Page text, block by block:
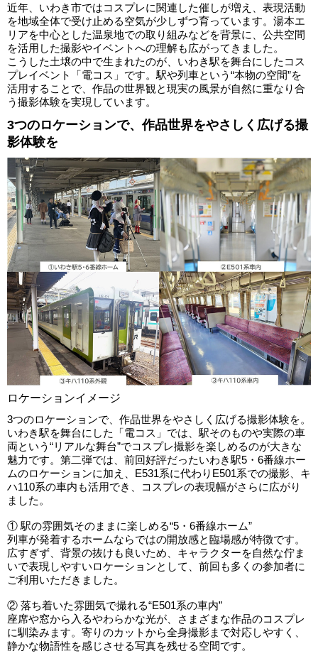
近年、いわき市ではコスプレに関連した催しが増え、表現活動
を地域全体で受け止める空気が少しずつ育っています。湯本エ
リアを中心とした温泉地での取り組みなどを背景に、公共空間
を活用した撮影やイベントへの理解も広がってきました。
こうした土壌の中で生まれたのが、いわき駅を舞台にしたコス
プレイベント「電コス」です。駅や列車という“本物の空間”を
活用することで、作品の世界観と現実の風景が自然に重なり合
う撮影体験を実現しています。
3つのロケーションで、作品世界をやさしく広げる撮
影体験を
ロケーションイメージ
3つのロケーションで、作品世界をやさしく広げる撮影体験を。
いわき駅を舞台にした「電コス」では、駅そのものや実際の車
両という“リアルな舞台”でコスプレ撮影を楽しめるのが大きな
魅力です。第二弾では、前回好評だったいわき駅5・6番線ホー
ムのロケーションに加え、E531系に代わりE501系での撮影、キ
ハ110系の車内も活用でき、コスプレの表現幅がさらに広がり
ました。
① 駅の雰囲気そのままに楽しめる“5・6番線ホーム”
列車が発着するホームならではの開放感と臨場感が特徴です。
広すぎず、背景の抜けも良いため、キャラクターを自然な佇ま
いで表現しやすいロケーションとして、前回も多くの参加者に
ご利用いただきました。
② 落ち着いた雰囲気で撮れる“E501系の車内”
座席や窓から入るやわらかな光が、さまざまな作品のコスプレ
に馴染みます。寄りのカットから全身撮影まで対応しやすく、
静かな物語性を感じさせる写真を残せる空間です。